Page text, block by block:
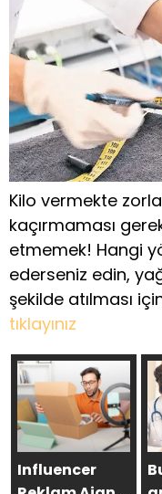
Kilo vermekte
kaçırmaması
etmemek! Hangi
ederseniz edin,
şekilde atılması
tıklayınız
Influencer